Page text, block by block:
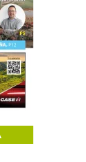
10.000 LR
general y
en ventas